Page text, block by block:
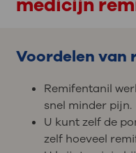
medicijn
Voordelen van
Remifentanil
snel minder pijn.
U kunt zelf de
zelf hoeveel